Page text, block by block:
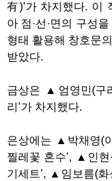
有)’가 차지했다. 이
아 점·선·면의 구성
형태 활용해 창호문
받았다.
금상은 ▲엄영민(구
리’가 차지했다.
은상에는 ▲박채영(
찔레꽃 혼수’, ▲인현
기세트’, ▲임보름(화